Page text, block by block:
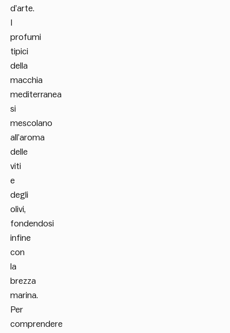
d’arte.
profumi
tipici
della
macchia
mediterranea
si
mescolano
all’aroma
delle
viti
e
degli
olivi,
fondendosi
infine
con
la
brezza
marina.
Per
comprendere